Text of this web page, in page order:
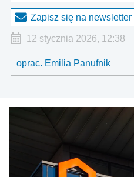
Zapisz się na newsletter
12 stycznia 2026, 12:38
oprac. Emilia Panufnik